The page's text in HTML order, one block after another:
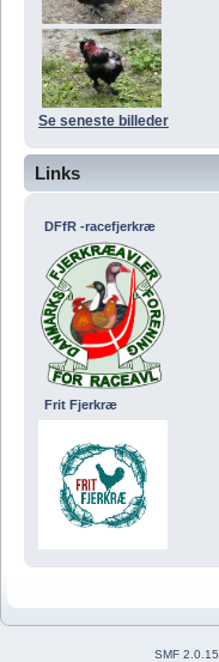
Se seneste billeder
Links
DFfR -racefjerkræ
Frit Fjerkræ
SMF 2.0.15